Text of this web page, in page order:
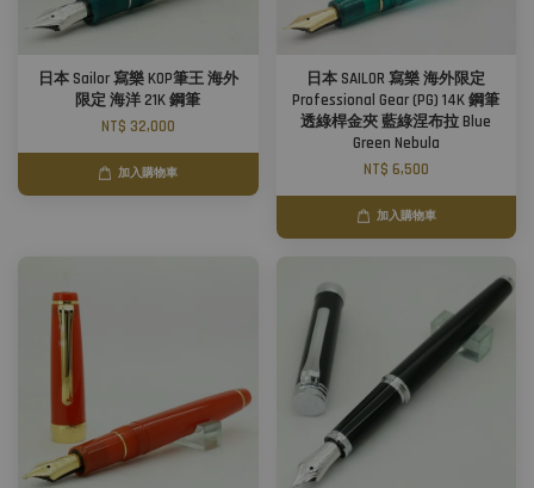
日本 Sailor 寫樂 KOP筆王 海外
限定 海洋 21K 鋼筆
NT$ 32,000
加入購物車
日本 SAILOR 寫樂 海外限定
Professional Gear (PG) 14K 鋼筆
透綠桿金夾 藍綠涅布拉 Blue
Green Nebula
NT$ 6,500
加入購物車